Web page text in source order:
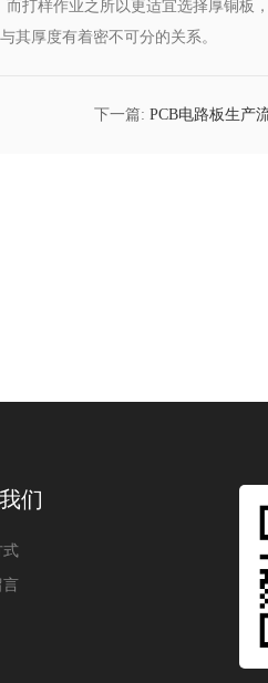
打样作业之所以更适宜选择厚铜板
其厚度有着密不可分的关系。
下一篇: PCB电路板生产
们
式
言